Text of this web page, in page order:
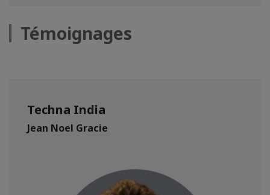
Témoignages
Techna India
Jean Noel Gracie